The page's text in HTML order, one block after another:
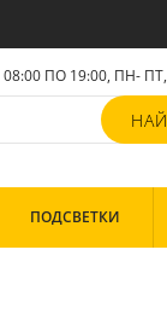
08:00 ПО 19:00, ПН- ПТ,
ПОДСВЕТКИ